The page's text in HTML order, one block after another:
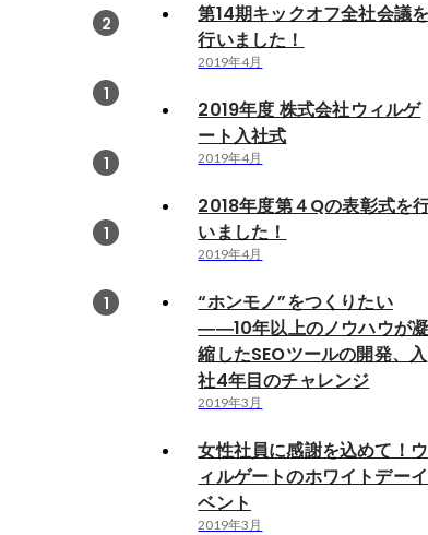
2
1
1
1
1
第14期キックオフ全社会議
行いました！
2019年4月
2019年度 株式会社ウィルゲ
ート入社式
2019年4月
2018年度第４Qの表彰式を
いました！
2019年4月
“ホンモノ”をつくりたい
――10年以上のノウハウが
縮したSEOツールの開発、入
社4年目のチャレンジ
2019年3月
女性社員に感謝を込めて！ウ
ィルゲートのホワイトデーイ
ベント
2019年3月